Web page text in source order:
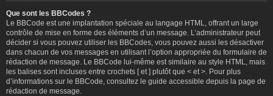
Que sont les BBCodes ?
Le BBCode est une implantation spéciale au langage HTML, offrant un large
contrôle de mise en forme des éléments d’un message. L’administrateur peut
décider si vous pouvez utiliser les BBCodes, vous pouvez aussi les désactiver
dans chacun de vos messages en utilisant l’option appropriée du formulaire de
rédaction de message. Le BBCode lui-même est similaire au style HTML, mais
les balises sont incluses entre crochets [ et ] plutôt que < et >. Pour plus
d’informations sur le BBCode, consultez le guide accessible depuis la page de
rédaction de message.